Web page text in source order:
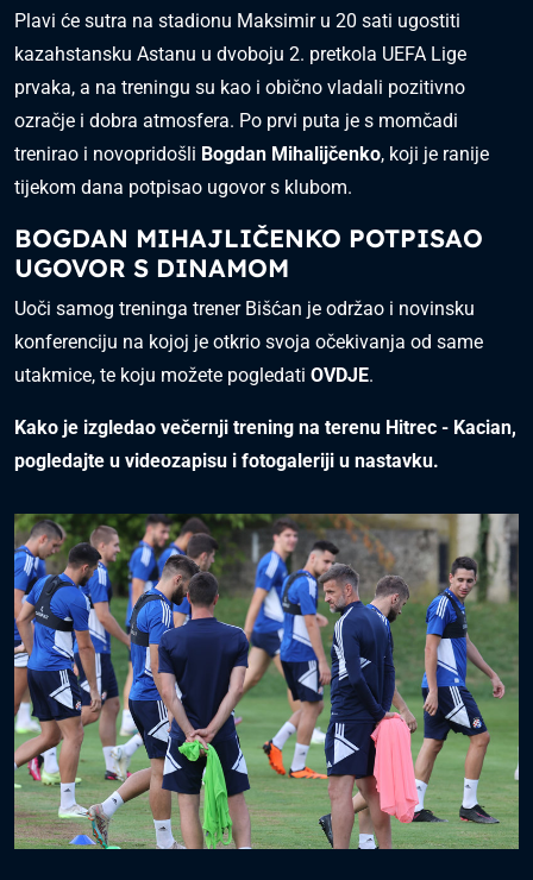
Plavi će sutra na stadionu Maksimir u 20 sati ugostiti
kazahstansku Astanu u dvoboju 2. pretkola UEFA Lige
prvaka, a na treningu su kao i obično vladali pozitivno
ozračje i dobra atmosfera. Po prvi puta je s momčadi
trenirao i novopridošli Bogdan Mihalijčenko, koji je ranije
tijekom dana potpisao ugovor s klubom.
BOGDAN MIHAJLIČENKO POTPISAO
UGOVOR S DINAMOM
Uoči samog treninga trener Bišćan je održao i novinsku
konferenciju na kojoj je otkrio svoja očekivanja od same
utakmice, te koju možete pogledati OVDJE.
Kako je izgledao večernji trening na terenu Hitrec - Kacian,
pogledajte u videozapisu i fotogaleriji u nastavku.